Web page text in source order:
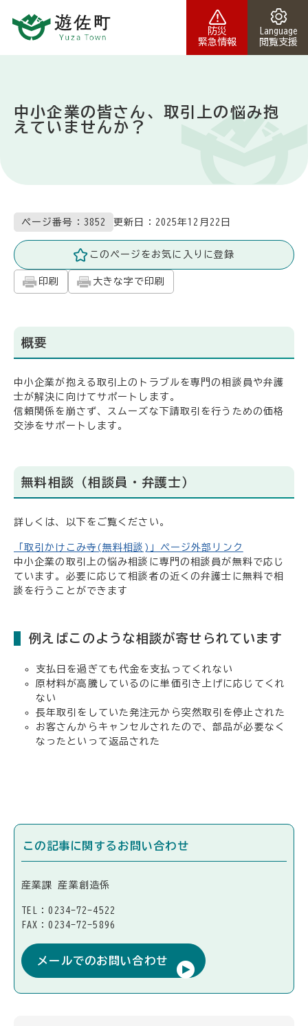
防災
緊急情報
Language
閲覧支援
中小企業の皆さん、取引上の悩み抱
えていませんか？
ページ番号：3852 更新日： 2025年12月22日
このページをお気に入りに登録
印刷 大きな字で印刷
概要
中小企業が抱える取引上のトラブルを専門の相談員や弁護
士が解決に向けてサポートします。
信頼関係を崩さず、スムーズな下請取引を行うための価格
交渉をサポートします。
無料相談（相談員・弁護士）
詳しくは、以下をご覧ください。
「取引かけこみ寺(無料相談)」ページ外部リンク
中小企業の取引上の悩み相談に専門の相談員が無料で応じ
ています。必要に応じて相談者の近くの弁護士に無料で相
談を行うことができます
例えばこのような相談が寄せられています
支払日を過ぎても代金を支払ってくれない
原材料が高騰しているのに単価引き上げに応じてくれ
ない
長年取引をしていた発注元から突然取引を停止された
お客さんからキャンセルされたので、部品が必要なく
なったといって返品された
この記事に関するお問い合わせ
産業課 産業創造係
TEL：0234-72-4522
FAX：0234-72-5896
メールでのお問い合わせ